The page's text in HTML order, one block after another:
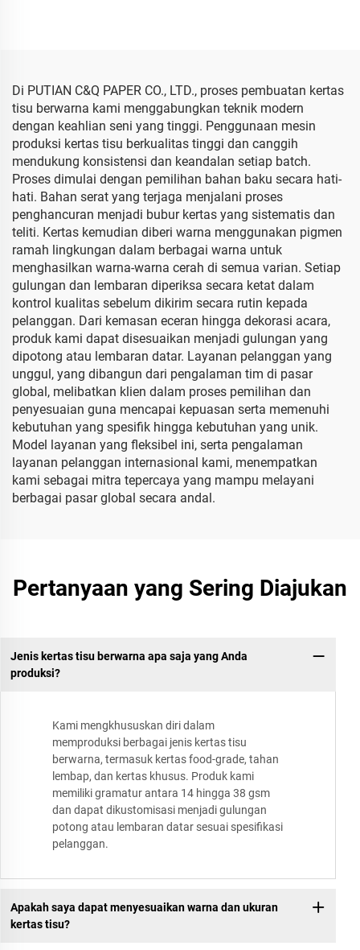
Di PUTIAN C&Q PAPER CO., LTD., proses pembuatan kertas
tisu berwarna kami menggabungkan teknik modern
dengan keahlian seni yang tinggi. Penggunaan mesin
produksi kertas tisu berkualitas tinggi dan canggih
mendukung konsistensi dan keandalan setiap batch.
Proses dimulai dengan pemilihan bahan baku secara hati-
hati. Bahan serat yang terjaga menjalani proses
penghancuran menjadi bubur kertas yang sistematis dan
teliti. Kertas kemudian diberi warna menggunakan pigmen
ramah lingkungan dalam berbagai warna untuk
menghasilkan warna-warna cerah di semua varian. Setiap
gulungan dan lembaran diperiksa secara ketat dalam
kontrol kualitas sebelum dikirim secara rutin kepada
pelanggan. Dari kemasan eceran hingga dekorasi acara,
produk kami dapat disesuaikan menjadi gulungan yang
dipotong atau lembaran datar. Layanan pelanggan yang
unggul, yang dibangun dari pengalaman tim di pasar
global, melibatkan klien dalam proses pemilihan dan
penyesuaian guna mencapai kepuasan serta memenuhi
kebutuhan yang spesifik hingga kebutuhan yang unik.
Model layanan yang fleksibel ini, serta pengalaman
layanan pelanggan internasional kami, menempatkan
kami sebagai mitra tepercaya yang mampu melayani
berbagai pasar global secara andal.
Pertanyaan yang Sering Diajukan
Jenis kertas tisu berwarna apa saja yang Anda
produksi?
Kami mengkhususkan diri dalam
memproduksi berbagai jenis kertas tisu
berwarna, termasuk kertas food-grade, tahan
lembap, dan kertas khusus. Produk kami
memiliki gramatur antara 14 hingga 38 gsm
dan dapat dikustomisasi menjadi gulungan
potong atau lembaran datar sesuai spesifikasi
pelanggan.
Apakah saya dapat menyesuaikan warna dan ukuran
kertas tisu?